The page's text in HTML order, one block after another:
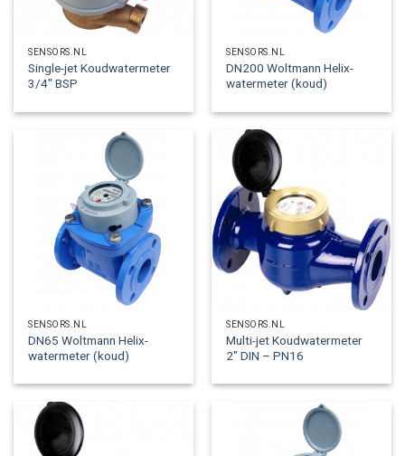
SENSORS.NL
Single-jet Koudwatermeter
3/4″ BSP
SENSORS.NL
DN200 Woltmann Helix-
watermeter (koud)
SENSORS.NL
DN65 Woltmann Helix-
watermeter (koud)
SENSORS.NL
Multi-jet Koudwatermeter
2″ DIN – PN16